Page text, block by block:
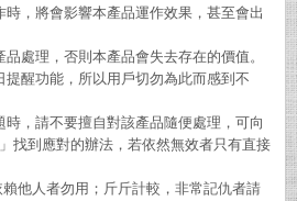
，將會影響本產品運作效果，甚至會出
處理，否則本產品會失去存在的價值。
醒功能，所以用戶切勿為此而感到不
，請不要擅自對該產品隨便處理，可向
找到應對的辦法，若依然無效者只有直接
賴他人者勿用；斤斤計較，非常記仇者請